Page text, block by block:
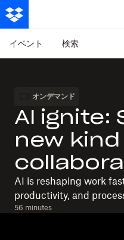
イベント 検索
オンデマンド
AI ignite:
new
AI is reshaping work
productivity, and
56 minutes